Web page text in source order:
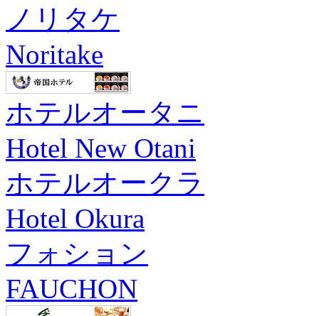
ノリタケ
Noritake
ホテルオータニ
Hotel New Otani
ホテルオークラ
Hotel Okura
フォション
FAUCHON